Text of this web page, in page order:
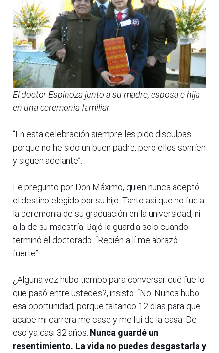
El doctor Espinoza junto a su madre, esposa e hija
en una ceremonia familiar
“En esta celebración siempre les pido disculpas
porque no he sido un buen padre, pero ellos sonríen
y siguen adelante”.
Le pregunto por Don Máximo, quien nunca aceptó
el destino elegido por su hijo. Tanto así que no fue a
la ceremonia de su graduación en la universidad, ni
a la de su maestría. Bajó la guardia solo cuando
terminó el doctorado. “Recién allí me abrazó
fuerte”.
¿Alguna vez hubo tiempo para conversar qué fue lo
que pasó entre ustedes?, insisto. “No. Nunca hubo
esa oportunidad, porque faltando 12 días para que
acabe mi carrera me casé y me fui de la casa. De
eso ya casi 32 años. Nunca guardé un
resentimiento. La vida no puedes desgastarla y